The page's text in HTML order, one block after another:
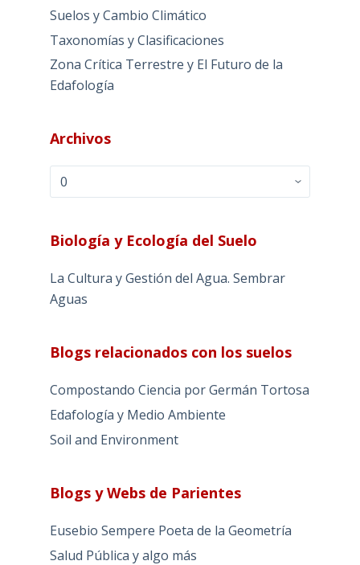
Suelos y Cambio Climático
Taxonomías y Clasificaciones
Zona Crítica Terrestre y El Futuro de la
Edafología
Archivos
Archivos
Biología y Ecología del Suelo
La Cultura y Gestión del Agua. Sembrar
Aguas
Blogs relacionados con los suelos
Compostando Ciencia por Germán Tortosa
Edafología y Medio Ambiente
Soil and Environment
Blogs y Webs de Parientes
Eusebio Sempere Poeta de la Geometría
Salud Pública y algo más